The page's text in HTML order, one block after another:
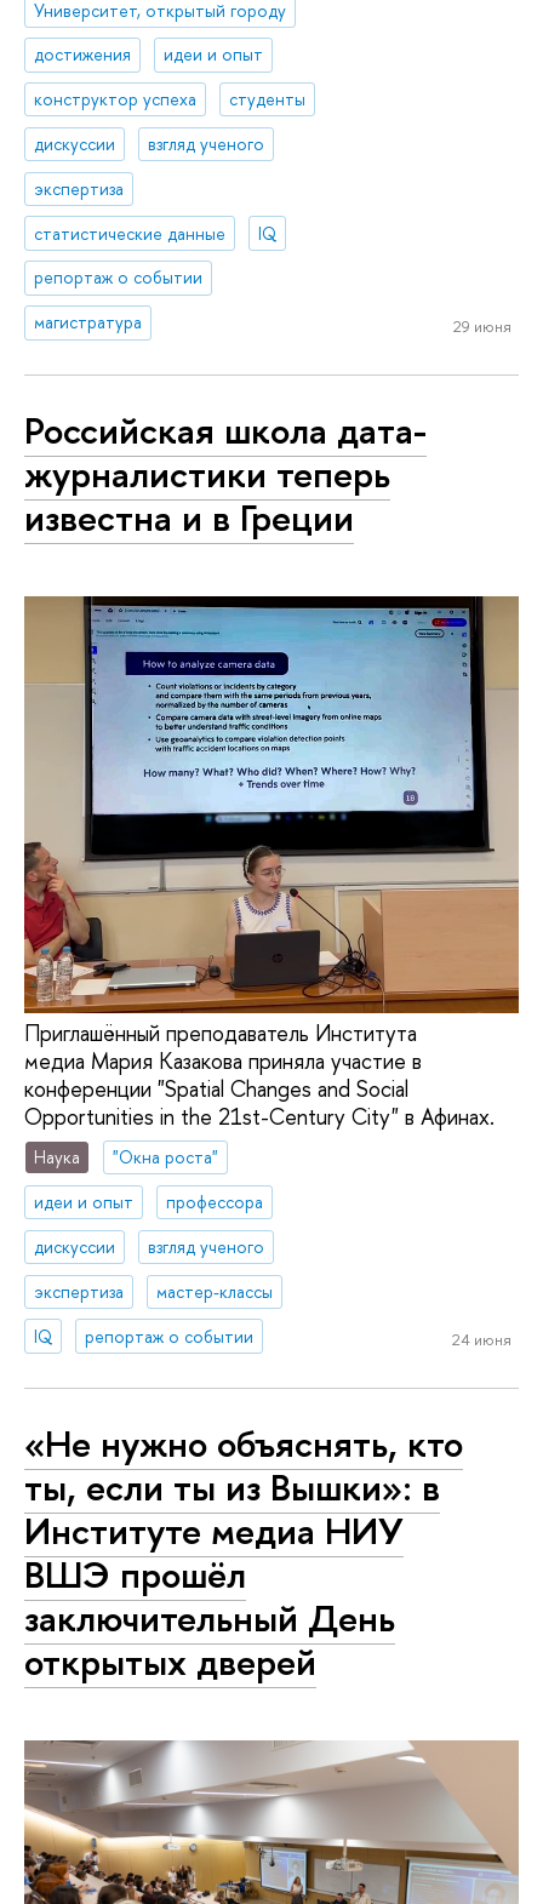
Университет, открытый городу
достижения
идеи и опыт
конструктор успеха
студенты
дискуссии
взгляд ученого
экспертиза
статистические данные
IQ
репортаж о событии
магистратура
29 июня
Российская школа дата-
журналистики теперь
известна и в Греции
Приглашённый преподаватель Института
медиа Мария Казакова приняла участие в
конференции "Spatial Changes and Social
Opportunities in the 21st-Century City" в Афинах.
Наука
"Окна роста"
идеи и опыт
профессора
дискуссии
взгляд ученого
экспертиза
мастер-классы
IQ
репортаж о событии 24 июня
«Не нужно объяснять, кто
ты, если ты из Вышки»: в
Институте медиа НИУ
ВШЭ прошёл
заключительный День
открытых дверей